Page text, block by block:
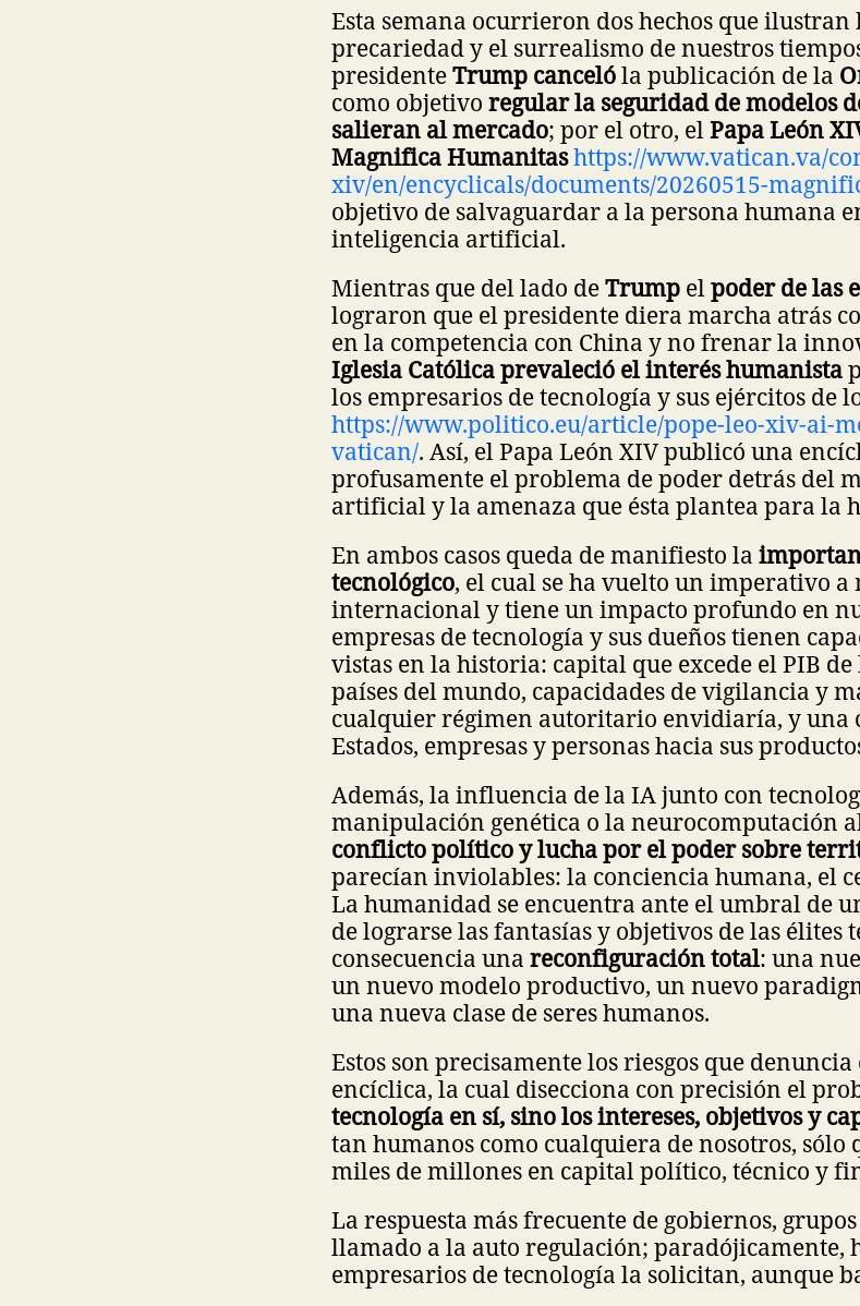
Esta semana ocurrieron dos hechos que ilustran
precariedad y el surrealismo de nuestros
presidenteTrump cancelóla publicación de la
como objetivo regular la seguridad de modelos
salieran al mercado; por el otro, elPapa León
Magnifica Humanitashttps://www.vatican.va/
xiv/en/encyclicals/documents/20260515-
objetivo de salvaguardar a la persona humana
inteligencia artificial.
Mientras que del lado deTrump elpoder de las
lograron que el presidente diera marcha atrás
en la competencia con China y no frenar la
Iglesia Católica prevaleció el interés humanista
los empresarios de tecnología y sus ejércitos de
https://www.politico.eu/article/pope-leo-xiv-ai-
vatican/. Así, el Papa León XIV publicó una
profusamente el problema de poder detrás del
artificial y la amenaza que ésta plantea para la
En ambos casos queda de manifiesto la
tecnológico, el cual se ha vuelto un imperativo
internacional y tiene un impacto profundo en
empresas de tecnología y sus dueños tienen
vistas en la historia: capital que excede el PIB
países del mundo, capacidades de vigilancia y
cualquier régimen autoritario envidiaría, y una
Estados, empresas y personas hacia sus
Además, la influencia de la IA junto con
manipulación genética o la neurocomputación
conflicto político y lucha por el poder sobre
parecían inviolables: la conciencia humana, el
La humanidad se encuentra ante el umbral de
de lograrse las fantasías y objetivos de las élites
consecuencia una reconfiguración total: una
un nuevo modelo productivo, un nuevo
una nueva clase de seres humanos.
Estos son precisamente los riesgos que
encíclica, la cual disecciona con precisión el
tecnología en sí, sino los intereses, objetivos y
tan humanos como cualquiera de nosotros, sólo
miles de millones en capital político, técnico y
La respuesta más frecuente de gobiernos,
llamado a la auto regulación; paradójicamente,
empresarios de tecnología la solicitan, aunque